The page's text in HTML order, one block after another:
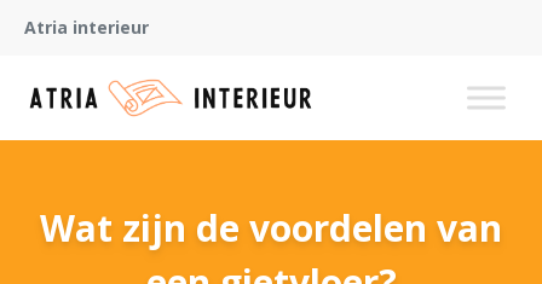
Atria interieur
Wat zijn de voordelen van